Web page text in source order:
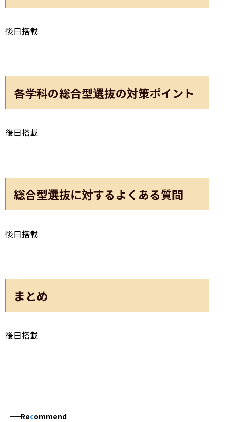
後日搭載
各学科の総合型選抜の対策ポイント
後日搭載
総合型選抜に対するよくある質問
後日搭載
まとめ
後日搭載
Recommend